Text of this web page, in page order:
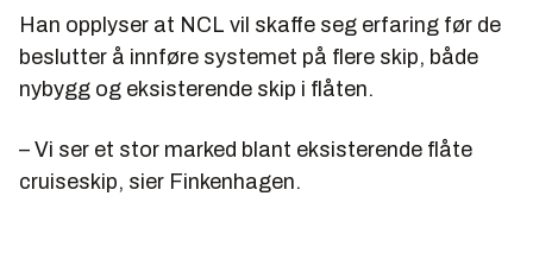
Han opplyser at NCL vil skaffe seg erfaring før de
beslutter å innføre systemet på flere skip, både
nybygg og eksisterende skip i flåten.
– Vi ser et stor marked blant eksisterende flåte
cruiseskip, sier Finkenhagen.